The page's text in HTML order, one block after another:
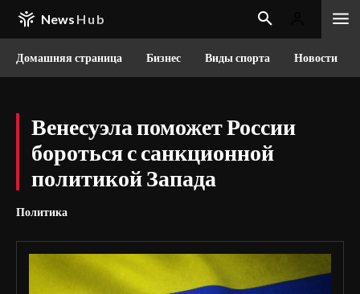
News Hub
Домашняя страница Бизнес Виды спорта Новости
Венесуэла поможет России
бороться с санкционной
политикой Запада
Политика